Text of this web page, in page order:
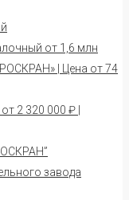
от 1,6 млн
| Цена от 74
2 320 000 ₽ |
завода